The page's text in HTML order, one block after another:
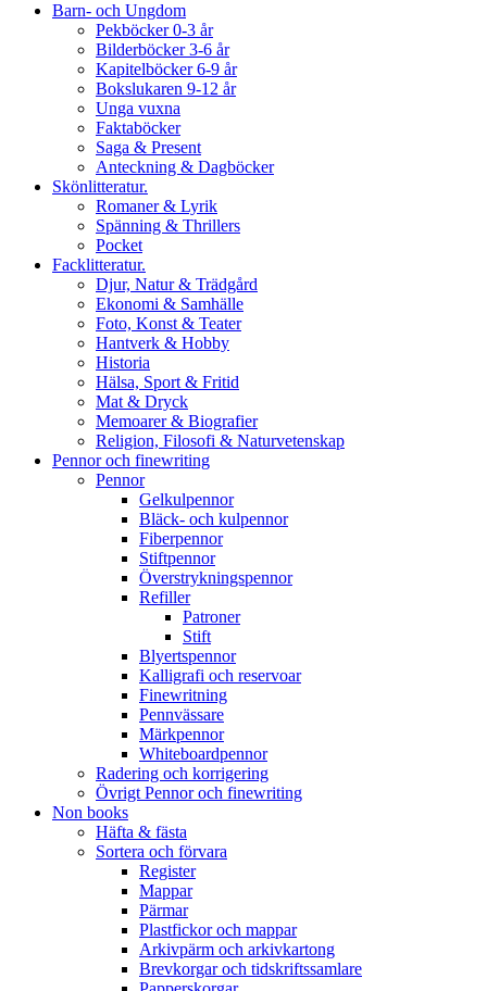
Barn- och Ungdom
Pekböcker 0-3 år
Bilderböcker 3-6 år
Kapitelböcker 6-9 år
Bokslukaren 9-12 år
Unga vuxna
Faktaböcker
Saga & Present
Anteckning & Dagböcker
Skönlitteratur.
Romaner & Lyrik
Spänning & Thrillers
Pocket
Facklitteratur.
Djur, Natur & Trädgård
Ekonomi & Samhälle
Foto, Konst & Teater
Hantverk & Hobby
Historia
Hälsa, Sport & Fritid
Mat & Dryck
Memoarer & Biografier
Religion, Filosofi & Naturvetenskap
Pennor och finewriting
Pennor
Gelkulpennor
Bläck- och kulpennor
Fiberpennor
Stiftpennor
Överstrykningspennor
Refiller
Patroner
Stift
Blyertspennor
Kalligrafi och reservoar
Finewritning
Pennvässare
Märkpennor
Whiteboardpennor
Radering och korrigering
Övrigt Pennor och finewriting
Non books
Häfta & fästa
Sortera och förvara
Register
Mappar
Pärmar
Plastfickor och mappar
Arkivpärm och arkivkartong
Brevkorgar och tidskriftssamlare